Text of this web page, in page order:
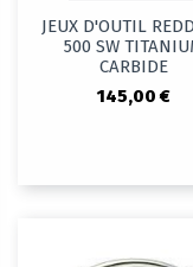
JEUX D'OUTIL
500 SW
CARBIDE
145,00 €